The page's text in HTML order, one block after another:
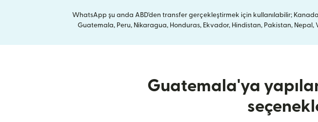
WhatsApp şu anda ABD'den transfer gerçekleştirmek için kullanılabilir;
Guatemala, Peru, Nikaragua, Honduras, Ekvador, Hindistan, Pakistan,
Guatemala'ya